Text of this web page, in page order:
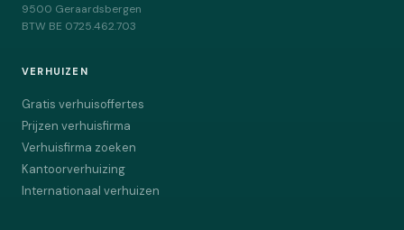
9500 Geraardsbergen
BTW BE 0725.462.703
VERHUIZEN
Gratis verhuisoffertes
Prijzen verhuisfirma
Verhuisfirma zoeken
Kantoorverhuizing
Internationaal verhuizen